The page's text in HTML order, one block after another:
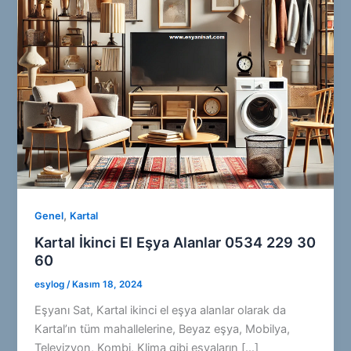
Genel, Kartal
Kartal İkinci El Eşya Alanlar 0534 229 30
60
esylog/ Kasım 18, 2024
Eşyanı Sat, Kartal ikinci el eşya alanlar olarak da
Kartal’ın tüm mahallelerine, Beyaz eşya, Mobilya,
Televizyon, Kombi, Klima gibi eşyaların […]